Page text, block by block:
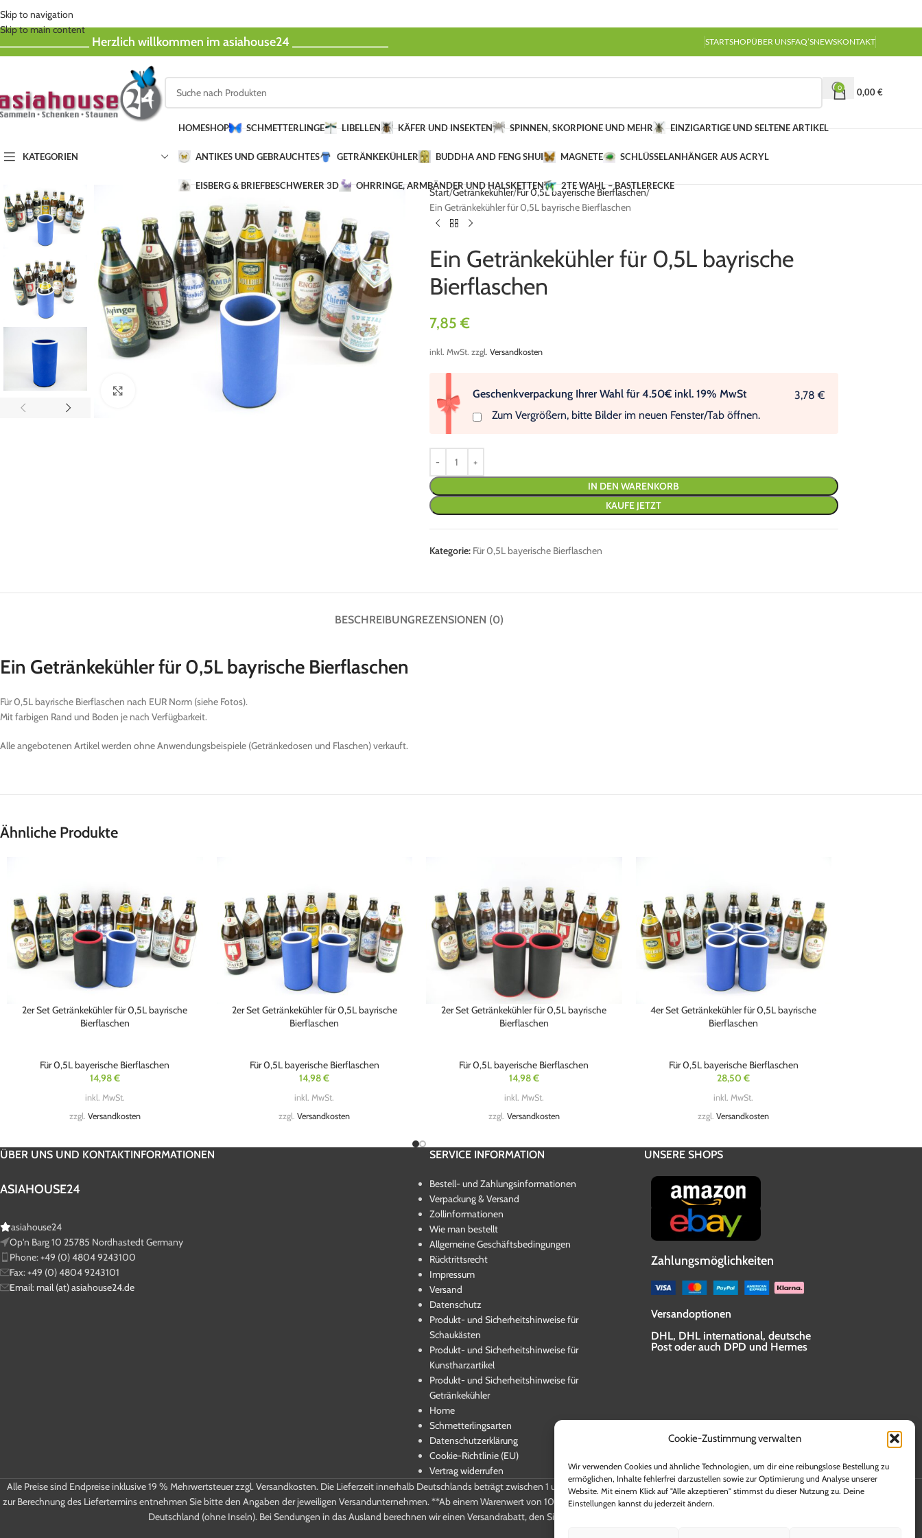
Cookie-Zustimmung verwalten
Wir verwenden Cookies und ähnliche Technologien, um dir eine reibungslose Bestellung zu
ermöglichen, Inhalte fehlerfrei darzustellen sowie zur Optimierung und Analyse unserer
Website. Mit einem Klick auf "Alle akzeptieren" stimmst du dieser Nutzung zu. Deine
Einstellungen kannst du jederzeit ändern.
Skip to navigation
Skip to main content
Herzlich willkommen im asiahouse24 ______________ STARTSHOPÜBER UNSFAQ’SNEWSKONTAKT
0 0,00€
KATEGORIEN
HOMESHOP SCHMETTERLINGE LIBELLEN KÄFER UND INSEKTEN SPINNEN, SKORPIONE UND MEHR EINZIGARTIGE UND SELTENE ARTIKEL
ANTIKES UND GEBRAUCHTES GETRÄNKEKÜHLER BUDDHA AND FENG SHUI MAGNETE SCHLÜSSELANHÄNGER AUS ACRYL
EISBERG & BRIEFBESCHWERER 3D OHRRINGE, ARMBÄNDER UND HALSKETTEN 2TE WAHL – BASTLERECKE
Start Getränkekühler Für 0,5L bayerische Bierflaschen
Ein Getränkekühler für 0,5L bayrische Bierflaschen
Ein Getränkekühler für 0,5L bayrische
Bierflaschen
7,85€
inkl. MwSt. zzgl. Versandkosten
Geschenkverpackung Ihrer Wahl für 4.50€ inkl. 19% MwSt
Zum Vergrößern, bitte Bilder im neuen Fenster/Tab öffnen.
3,78 €
IN DEN WARENKORB
KAUFE JETZT
Kategorie: Für 0,5L bayerische Bierflaschen
BESCHREIBUNGREZENSIONEN (0)
Ein Getränkekühler für 0,5L bayrische Bierflaschen
Für 0,5L bayrische Bierflaschen nach EUR Norm (siehe Fotos).
Mit farbigen Rand und Boden je nach Verfügbarkeit.
Alle angebotenen Artikel werden ohne Anwendungsbeispiele (Getränkedosen und Flaschen) verkauft.
Ähnliche Produkte
2er Set Getränkekühler für 0,5L bayrische
Bierflaschen
Für 0,5L bayerische Bierflaschen
14,98€
inkl. MwSt.
zzgl. Versandkosten
2er Set Getränkekühler für 0,5L bayrische
Bierflaschen
Für 0,5L bayerische Bierflaschen
14,98€
inkl. MwSt.
zzgl.Versandkosten
2er Set Getränkekühler für 0,5L bayrische
Bierflaschen
Für 0,5L bayerische Bierflaschen
14,98€
inkl. MwSt.
zzgl. Versandkosten
4er Set Getränkekühler für 0,5L bayrische
Bierflaschen
Für 0,5L bayerische Bierflaschen
28,50€
inkl. MwSt.
zzgl.Versandkosten
ÜBER UNS UND KONTAKTINFORMATIONEN
ASIAHOUSE24
asiahouse24
Op'n Barg 10 25785 Nordhastedt Germany
Phone: +49 (0) 4804 9243100
Fax: +49 (0) 4804 9243101
Email: mail (at) asiahouse24.de
SERVICE INFORMATION
Bestell- und Zahlungsinformationen
Verpackung & Versand
Zollinformationen
Wie man bestellt
Allgemeine Geschäftsbedingungen
Rücktrittsrecht
Impressum
Versand
Datenschutz
Produkt- und Sicherheitshinweise für
Schaukästen
Produkt- und Sicherheitshinweise für
Kunstharzartikel
Produkt- und Sicherheitshinweise für
Getränkekühler
Home
Schmetterlingsarten
Datenschutzerklärung
Cookie-Richtlinie (EU)
Vertrag widerrufen
UNSERE SHOPS
Zahlungsmöglichkeiten
Versandoptionen
DHL, DHL international, deutsche
Post oder auch DPD und Hermes
Alle Preise sind Endpreise inklusive 19 % Mehrwertsteuer zzgl. Versandkosten. Die Lieferzeit innerhalb Deutschlands beträgt zwischen 1 und 5 Werktagen. Lieferzeiten für andere Länder sowie Informationen
zur Berechnung des Liefertermins entnehmen Sie bitte den Angaben der jeweiligen Versandunternehmen. **Ab einem Warenwert von 100,-€ Brutto entfallen die Versandkosten innerhalb der Bundesrepublik
Deutschland (ohne Inseln). Bei Sendungen in das Ausland berechnen wir einen Versandrabatt, den Sie beim Kauf erstattet bekommen.